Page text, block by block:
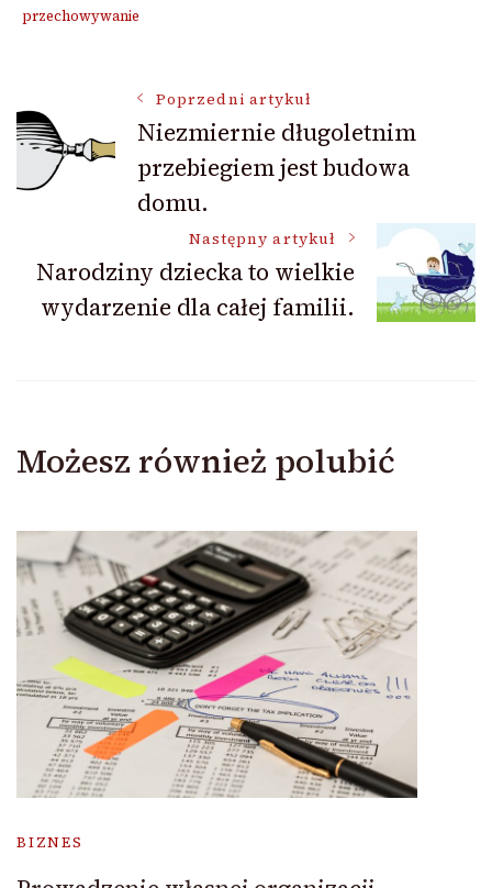
przechowywanie
Nawigacja
wpisu
Poprzedni artykuł
Niezmiernie długoletnim
przebiegiem jest budowa
domu.
Następny artykuł
Narodziny dziecka to wielkie
wydarzenie dla całej familii.
Możesz również polubić
BIZNES